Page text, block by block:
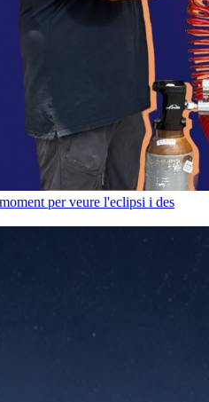
per veure l'eclipsi i des